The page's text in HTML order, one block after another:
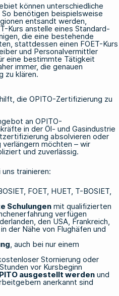
können unterschiedliche
benötigen beispielsweise
entsandt werden,
Kurs anstelle eines Standard-
die eine bestehende
stattdessen einen FOET-Kurs
und Personalvermittler
eine bestimmte Tätigkeit
immer, die genauen
zu klären.
die OPITO-Zertifizierung zu
an OPITO-
in der Öl- und Gasindustrie
absolvieren oder
möchten – wir
und zuverlässig.
trainieren:
FOET HUET T-BOSIET
Schulungen mit qualifizierten
verfügen
den USA, Frankreich,
der Nähe von Flughäfen und
, auch bei nur einem
Stornierung oder
vor Kursbeginn
ausgestellt werden und
anerkannt sind